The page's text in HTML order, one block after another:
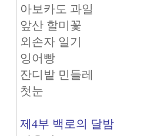
아보카도 과일
앞산 할미꽃
외손자 일기
잉어빵
잔디밭 민들레
첫눈
제4부 백로의 달밤